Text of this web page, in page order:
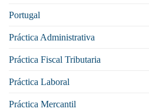
Portugal
Práctica Administrativa
Práctica Fiscal Tributaria
Práctica Laboral
Práctica Mercantil